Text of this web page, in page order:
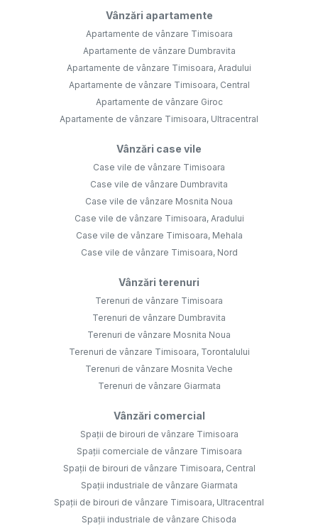
Vânzări apartamente
Apartamente de vânzare Timisoara
Apartamente de vânzare Dumbravita
Apartamente de vânzare Timisoara, Aradului
Apartamente de vânzare Timisoara, Central
Apartamente de vânzare Giroc
Apartamente de vânzare Timisoara, Ultracentral
Vânzări case vile
Case vile de vânzare Timisoara
Case vile de vânzare Dumbravita
Case vile de vânzare Mosnita Noua
Case vile de vânzare Timisoara, Aradului
Case vile de vânzare Timisoara, Mehala
Case vile de vânzare Timisoara, Nord
Vânzări terenuri
Terenuri de vânzare Timisoara
Terenuri de vânzare Dumbravita
Terenuri de vânzare Mosnita Noua
Terenuri de vânzare Timisoara, Torontalului
Terenuri de vânzare Mosnita Veche
Terenuri de vânzare Giarmata
Vânzări comercial
Spații de birouri de vânzare Timisoara
Spații comerciale de vânzare Timisoara
Spații de birouri de vânzare Timisoara, Central
Spații industriale de vânzare Giarmata
Spații de birouri de vânzare Timisoara, Ultracentral
Spații industriale de vânzare Chisoda